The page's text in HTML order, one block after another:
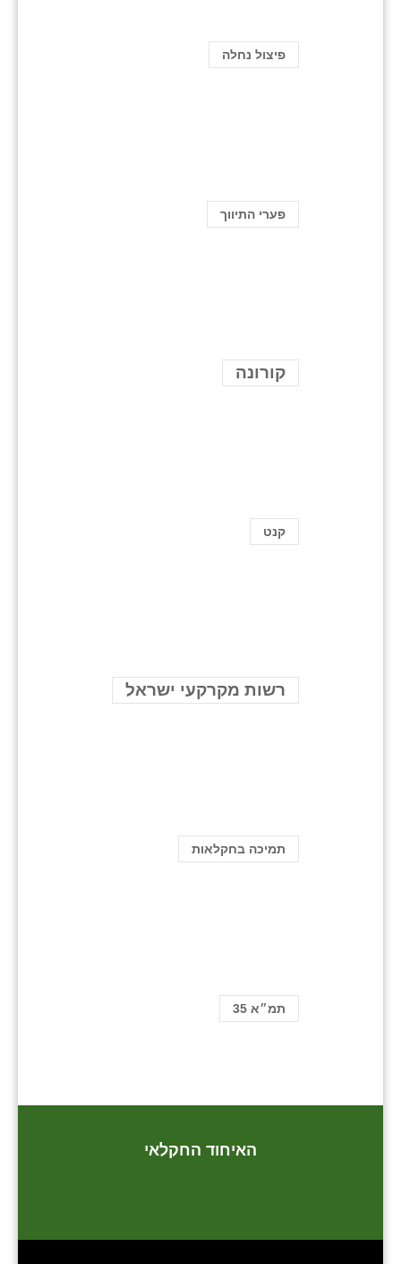
פיצול נחלה
פערי התיווך
קורונה
קנט
רשות מקרקעי ישראל
תמיכה בחקלאות
תמ״א 35
האיחוד החקלאי